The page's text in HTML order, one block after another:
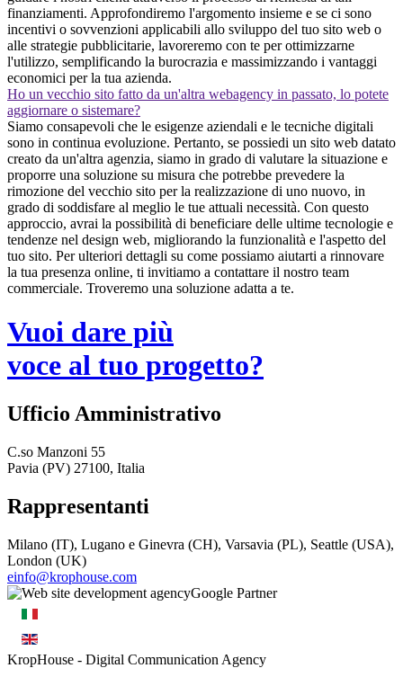
finanziamenti. Approfondiremo l'argomento insieme e se ci sono
incentivi o sovvenzioni applicabili allo sviluppo del tuo sito web o
alle strategie pubblicitarie, lavoreremo con te per ottimizzarne
l'utilizzo, semplificando la burocrazia e massimizzando i vantaggi
economici per la tua azienda.
Ho un vecchio sito fatto da un'altra webagency in passato, lo potete
aggiornare o sistemare?
Siamo consapevoli che le esigenze aziendali e le tecniche digitali
sono in continua evoluzione. Pertanto, se possiedi un sito web datato
creato da un'altra agenzia, siamo in grado di valutare la situazione e
proporre una soluzione su misura che potrebbe prevedere la
rimozione del vecchio sito per la realizzazione di uno nuovo, in
grado di soddisfare al meglio le tue attuali necessità. Con questo
approccio, avrai la possibilità di beneficiare delle ultime tecnologie e
tendenze nel design web, migliorando la funzionalità e l'aspetto del
tuo sito. Per ulteriori dettagli su come possiamo aiutarti a rinnovare
la tua presenza online, ti invitiamo a contattare il nostro team
commerciale. Troveremo una soluzione adatta a te.
Vuoi dare più
voce al tuo progetto?
Ufficio Amministrativo
C.so Manzoni 55
Pavia (PV) 27100, Italia
Rappresentanti
Milano (IT), Lugano e Ginevra (CH), Varsavia (PL), Seattle (USA),
London (UK)
einfo@krophouse.com
KropHouse - Digital Communication Agency